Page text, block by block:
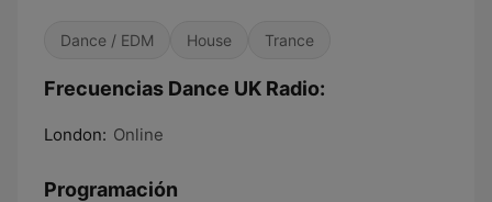
Dance / EDM House Trance
Frecuencias Dance UK Radio:
London: Online
Programación